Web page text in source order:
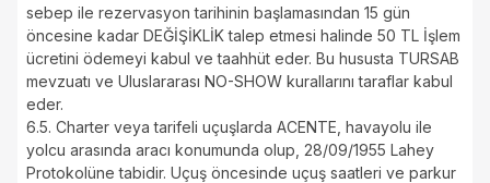
sebep ile rezervasyon tarihinin başlamasından 15 gün
öncesine kadar DEĞİŞİKLİK talep etmesi halinde 50 TL İşlem
ücretini ödemeyi kabul ve taahhüt eder. Bu hususta TURSAB
mevzuatı ve Uluslararası NO-SHOW kurallarını taraflar kabul
eder.
6.5. Charter veya tarifeli uçuşlarda ACENTE, havayolu ile
yolcu arasında aracı konumunda olup, 28/09/1955 Lahey
Protokolüne tabidir. Uçuş öncesinde uçuş saatleri ve parkur